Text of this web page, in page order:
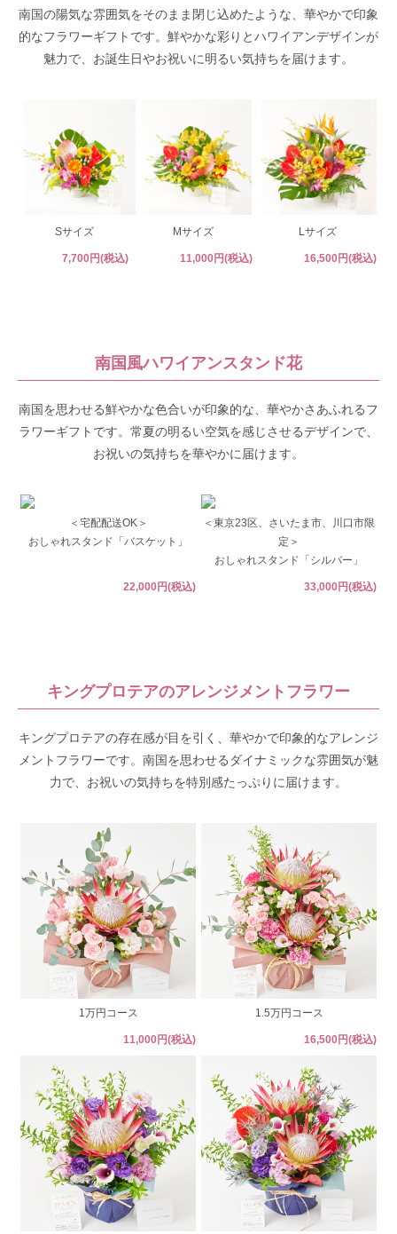
南国の陽気な雰囲気をそのまま閉じ込めたような、華やかで印象
的なフラワーギフトです。鮮やかな彩りとハワイアンデザインが
魅力で、お誕生日やお祝いに明るい気持ちを届けます。
Sサイズ Mサイズ Lサイズ
7,700円(税込) 11,000円(税込) 16,500円(税込)
南国風ハワイアンスタンド花
南国を思わせる鮮やかな色合いが印象的な、華やかさあふれるフ
ラワーギフトです。常夏の明るい空気を感じさせるデザインで、
お祝いの気持ちを華やかに届けます。
＜宅配配送OK＞
おしゃれスタンド「バスケット」
＜東京23区、さいたま市、川口市限
定＞
おしゃれスタンド「シルバー」
22,000円(税込) 33,000円(税込)
キングプロテアのアレンジメントフラワー
キングプロテアの存在感が目を引く、華やかで印象的なアレンジ
メントフラワーです。南国を思わせるダイナミックな雰囲気が魅
力で、お祝いの気持ちを特別感たっぷりに届けます。
1万円コース 1.5万円コース
11,000円(税込) 16,500円(税込)